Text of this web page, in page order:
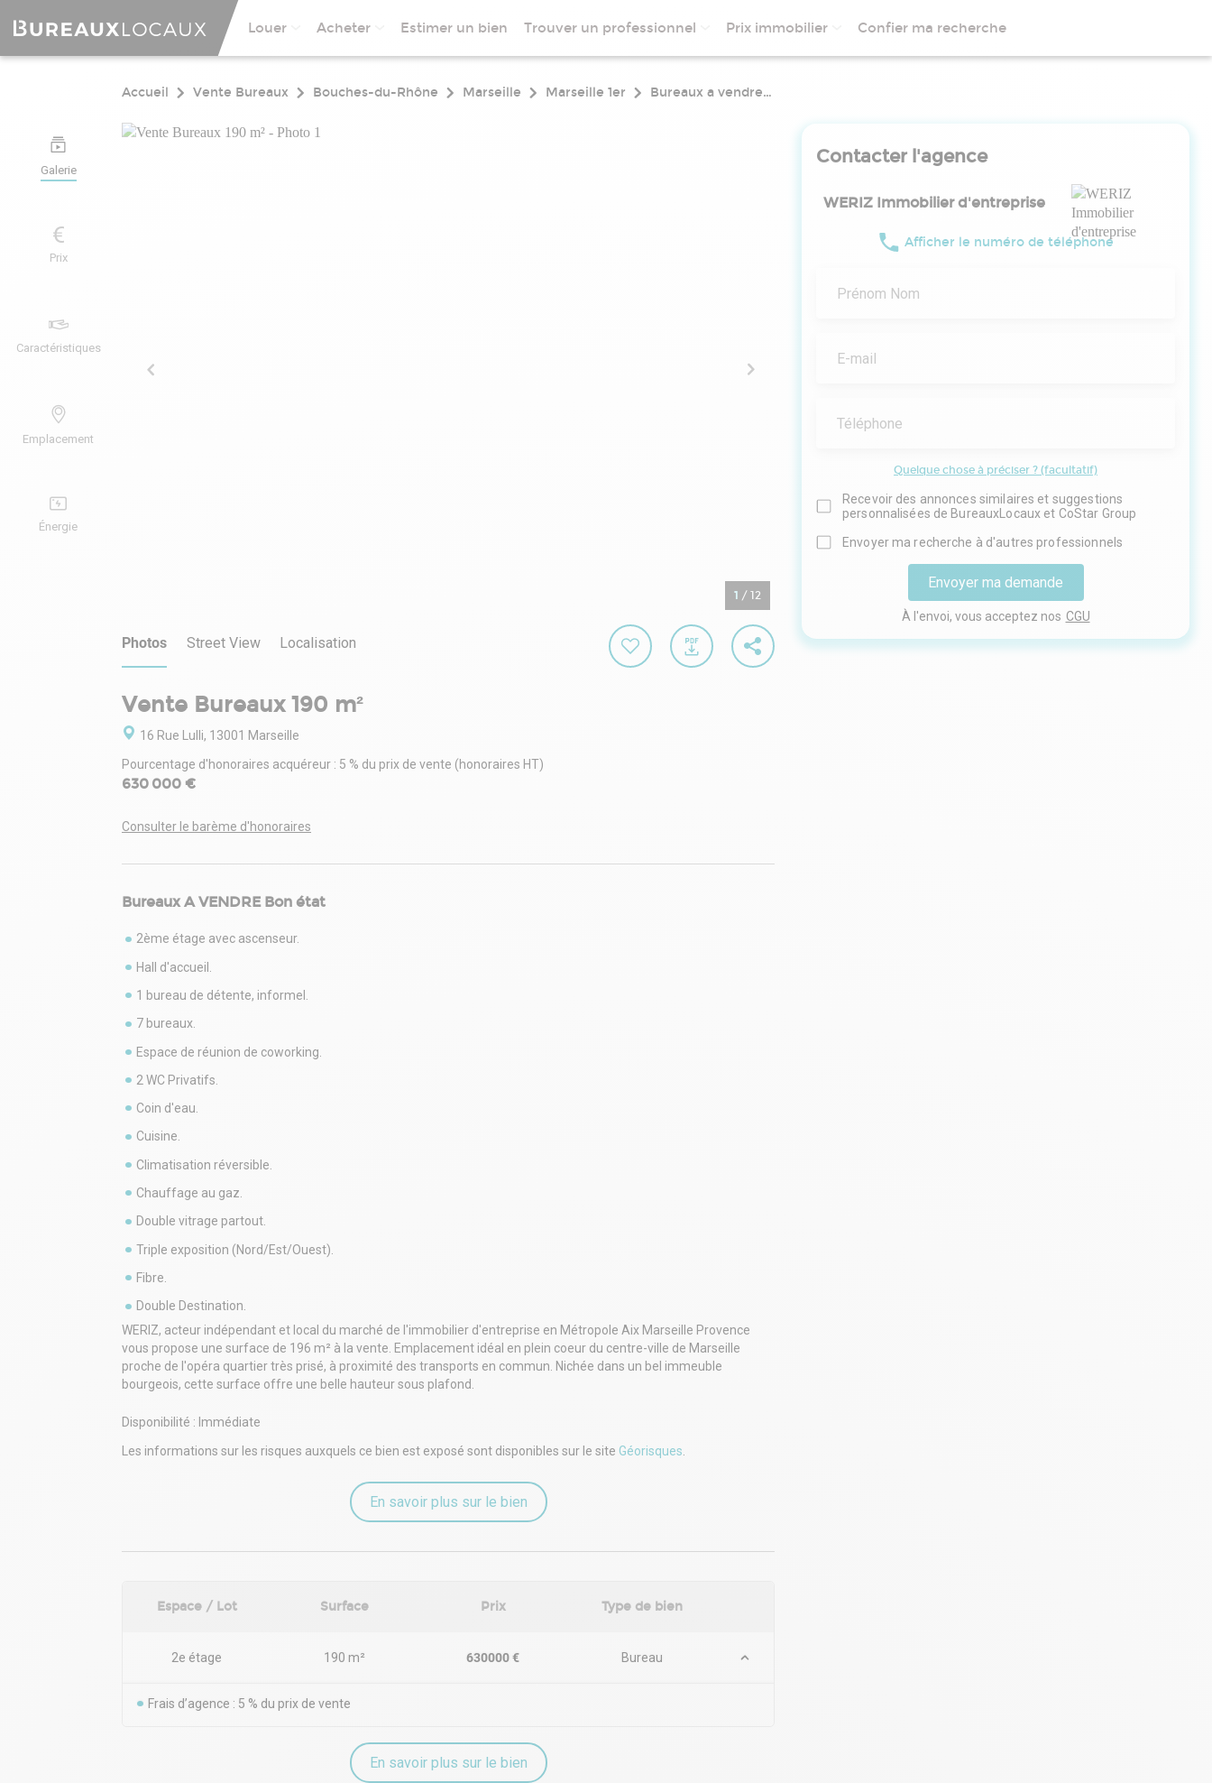
Louer Acheter Estimer un bien Trouver un professionnel Prix immobilier Confier ma recherche
Galerie
Prix
Caractéristiques
Emplacement
Énergie
Accueil Vente Bureaux Bouches-du-Rhône Marseille Marseille 1er Bureaux a vendre bon état
1 / 12
Photos Street View Localisation
Vente Bureaux 190 m²
16 Rue Lulli, 13001 Marseille
Pourcentage d'honoraires acquéreur : 5 % du prix de vente (honoraires HT)
630 000 €
Consulter le barème d'honoraires
Bureaux A VENDRE Bon état
2ème étage avec ascenseur.
Hall d'accueil.
1 bureau de détente, informel.
7 bureaux.
Espace de réunion de coworking.
2 WC Privatifs.
Coin d'eau.
Cuisine.
Climatisation réversible.
Chauffage au gaz.
Double vitrage partout.
Triple exposition (Nord/Est/Ouest).
Fibre.
Double Destination.
WERIZ, acteur indépendant et local du marché de l'immobilier d'entreprise en Métropole Aix Marseille Provence
vous propose une surface de 196 m² à la vente. Emplacement idéal en plein coeur du centre-ville de Marseille
proche de l'opéra quartier très prisé, à proximité des transports en commun. Nichée dans un bel immeuble
bourgeois, cette surface offre une belle hauteur sous plafond.
Disponibilité : Immédiate
Les informations sur les risques auxquels ce bien est exposé sont disponibles sur le site Géorisques
En savoir plus sur le bien
Espace / Lot Surface Prix Type de bien
2e étage 190 m² 630000 € Bureau
Frais d’agence : 5 % du prix de vente
En savoir plus sur le bien
Contacter l'agence
WERIZ Immobilier d'entreprise
Afficher le numéro de téléphone
Prénom Nom
E-mail
Téléphone
Quelque chose à préciser ? (facultatif)
Recevoir des annonces similaires et suggestions
personnalisées de BureauxLocaux et CoStar Group
Envoyer ma recherche à d'autres professionnels
Envoyer ma demande
À l'envoi, vous acceptez nos CGU